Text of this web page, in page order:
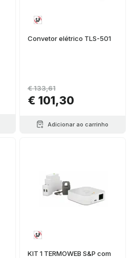
Convetor elétrico TLS-501
€ 101,30
€ 133,61
Adicionar ao carrinho
KIT 1 TERMOWEB S&P com